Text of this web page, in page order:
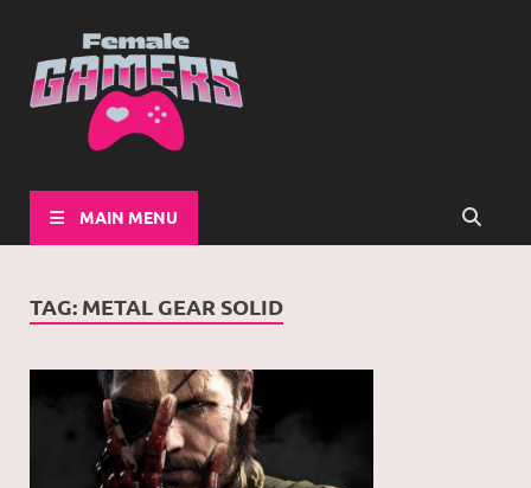
MAIN MENU
TAG: METAL GEAR SOLID